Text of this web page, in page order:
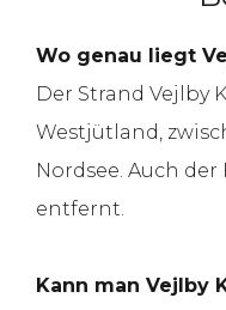
Wo genau liegt
Der Strand Vejlby
Westjütland,
Nordsee. Auch
entfernt.
Kann man Vejlby